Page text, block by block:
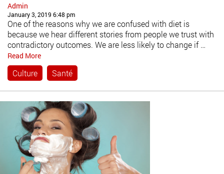
Admin
January 3, 2019 6:48 pm
One of the reasons why we are confused with diet is
because we hear different stories from people we trust with
contradictory outcomes. We are less likely to change if …
Read More
Culture Santé